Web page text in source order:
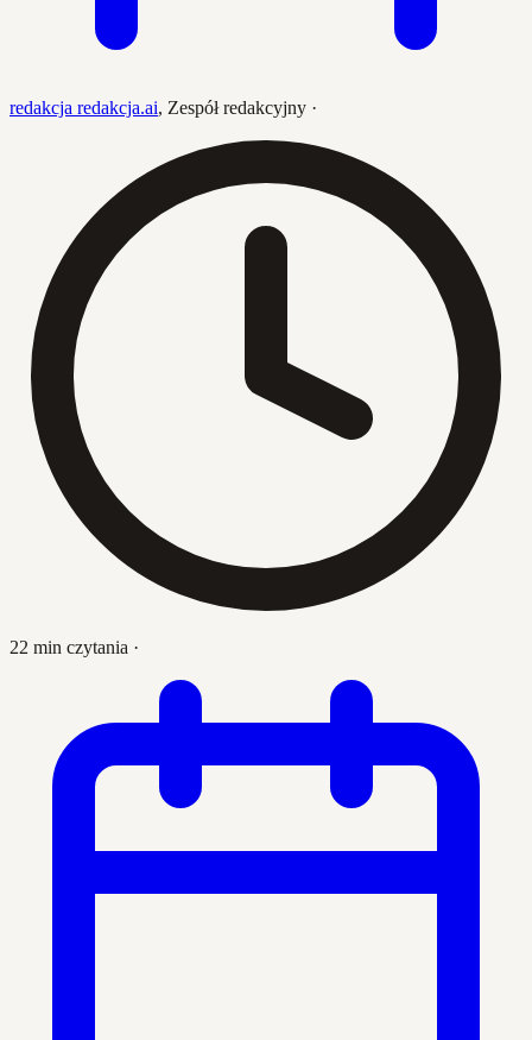
redakcja redakcja.ai, Zespół redakcyjny ·
22 min czytania ·